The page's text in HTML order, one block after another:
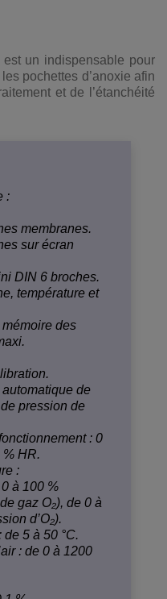
un indispensable pour
pochettes d’anoxie afin
et de l’étanchéité
:
membranes.
sur écran
DIN 6 broches.
température et
des
de
pression de
: 0
% HR.
:
à 100 %
gaz O₂), de 0 à
d’O₂).
de 5 à 50 °C.
: de 0 à 1200